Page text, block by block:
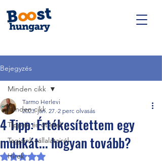
Bejegyzés
Minden cikk
Tippek és ötletek
Tagjaink vállalatairól
Hírek
Minden cikk
4 Tipp: Értékesítettem egy
munkát... hogyan tovább?
Tarmo Herlevi
2023. jan. 27. 2 perc olvasás
NaN csillagot kapott az 5-ből.